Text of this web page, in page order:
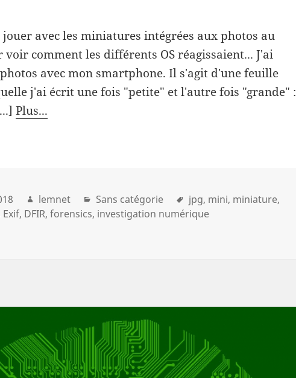
jouer avec les miniatures intégrées aux photos au
comment les différents OS réagissaient... J'ai
avec mon smartphone. Il s'agit d'une feuille
j'ai écrit une fois "petite" et l'autre fois "grande" :
Plus...
lemnet Sans catégorie jpg mini miniature
Exif DFIR forensics investigation numérique